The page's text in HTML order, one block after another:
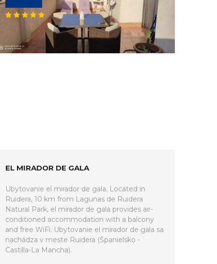
EL MIRADOR DE GALA
Ubytovanie el mirador de gala. Located in
Ruidera, 10 km from Lagunas de Ruidera
Natural Park, el mirador de gala provides air-
conditioned accommodation with a balcony
and free WiFi. Ubytovanie el mirador de gala sa
nachádza v meste Ruidera (Španielsko -
Castilla-La Mancha).